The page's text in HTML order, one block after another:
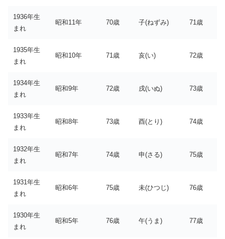
1936年生
まれ
昭和11年 70歳 子(ねずみ) 71歳
1935年生
まれ
昭和10年 71歳 亥(い) 72歳
1934年生
まれ
昭和9年 72歳 戌(いぬ) 73歳
1933年生
まれ
昭和8年 73歳 酉(とり) 74歳
1932年生
まれ
昭和7年 74歳 申(さる) 75歳
1931年生
まれ
昭和6年 75歳 未(ひつじ) 76歳
1930年生
まれ
昭和5年 76歳 午(うま) 77歳